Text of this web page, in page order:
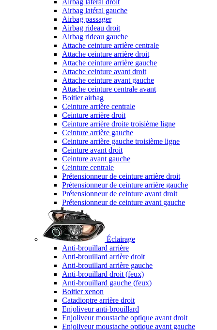
Airbag latéral droit
Airbag latéral gauche
Airbag passager
Airbag rideau droit
Airbag rideau gauche
Attache ceinture arrière centrale
Attache ceinture arrière droit
Attache ceinture arrière gauche
Attache ceinture avant droit
Attache ceinture avant gauche
Attache ceinture centrale avant
Boitier airbag
Ceinture arrière centrale
Ceinture arrière droit
Ceinture arrière droite troisième ligne
Ceinture arrière gauche
Ceinture arrière gauche troisième ligne
Ceinture avant droit
Ceinture avant gauche
Ceinture centrale
Prétensionneur de ceinture arrière droit
Prétensionneur de ceinture arrière gauche
Prétensionneur de ceinture avant droit
Prétensionneur de ceinture avant gauche
Éclairage
Anti-brouillard arrière
Anti-brouillard arrière droit
Anti-brouillard arrière gauche
Anti-brouillard droit (feux)
Anti-brouillard gauche (feux)
Boitier xenon
Catadioptre arrière droit
Enjoliveur anti-brouillard
Enjoliveur moustache optique avant droit
Enjoliveur moustache optique avant gauche